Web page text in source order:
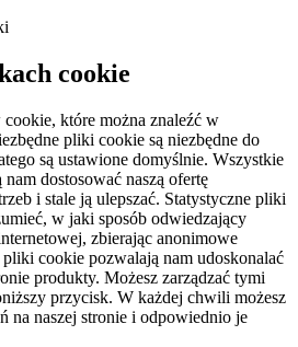
cookie
które można znaleźć w
pliki cookie są niezbędne do
są ustawione domyślnie. Wszystkie
dostosować naszą ofertę
i stale ją ulepszać. Statystyczne pliki
w jaki sposób odwiedzający
zbierając anonimowe
cookie pozwalają nam udoskonalać
produkty. Możesz zarządzać tymi
przycisk. W każdej chwili możesz
na naszej stronie i odpowiednio je